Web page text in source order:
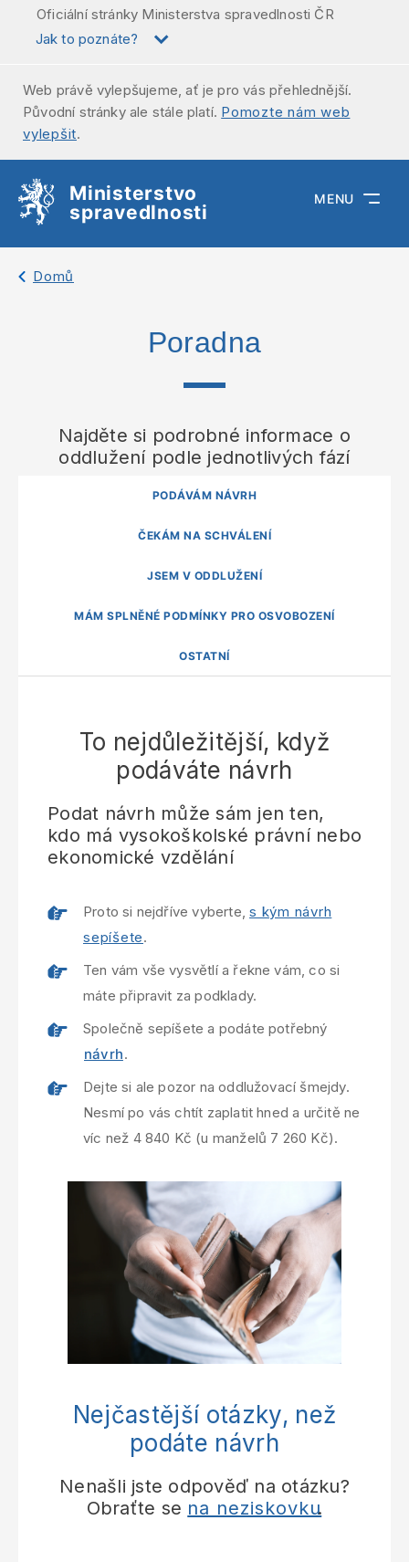
Oficiální stránky Ministerstva spravedlnosti ČR
Jak to poznáte?
Web právě vylepšujeme, ať je pro vás přehlednější.
Původní stránky ale stále platí. Pomozte nám web
vylepšit.
Ministerstvo
spravedlnosti
MENU
Zpátky na
Domů
Poradna
Najděte si podrobné informace o
oddlužení podle jednotlivých fází
PODÁVÁM NÁVRH
ČEKÁM NA SCHVÁLENÍ
JSEM V ODDLUŽENÍ
MÁM SPLNĚNÉ PODMÍNKY PRO OSVOBOZENÍ
OSTATNÍ
To nejdůležitější, když
podáváte návrh
Podat návrh může sám jen ten,
kdo má vysokoškolské právní nebo
ekonomické vzdělání
Proto si nejdříve vyberte,s kým návrh
sepíšete.
Ten vám vše vysvětlí a řekne vám, co si
máte připravit za podklady.
Společně sepíšete a podáte potřebný
návrh.
Dejte si ale pozor na oddlužovací šmejdy.
Nesmí po vás chtít zaplatit hned a určitě ne
víc než 4 840 Kč (u manželů 7 260 Kč).
Nejčastější otázky, než
podáte návrh
Nenašli jste odpověď na otázku?
Obraťte se na neziskovku
.